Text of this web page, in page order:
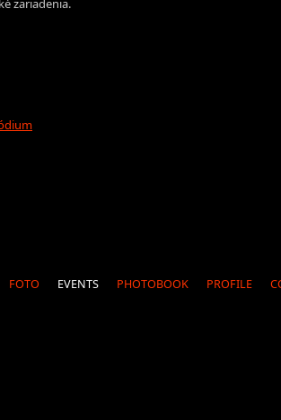
FOTO EVENTS PHOTOBOOK PROFILE
zariadenia.